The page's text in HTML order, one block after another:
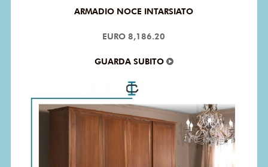
ARMADIO NOCE INTARSIATO
EURO 8,186.20
GUARDA SUBITO